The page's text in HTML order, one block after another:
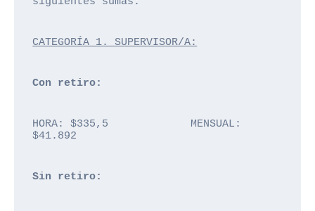
CATEGORÍA 1. SUPERVISOR/A:
Con retiro:
HORA: $335,5             MENSUAL:
$41.892
Sin retiro: